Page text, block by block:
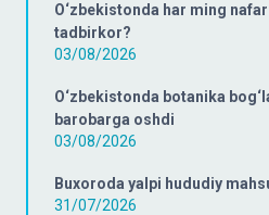
O‘zbekistonda har ming
tadbirkor?
03/08/2026
O‘zbekistonda botanika
barobarga oshdi
03/08/2026
Buxoroda yalpi hududiy
31/07/2026